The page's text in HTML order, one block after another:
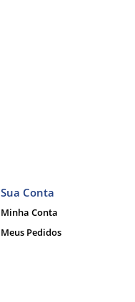
Sua Conta
Minha Conta
Meus Pedidos